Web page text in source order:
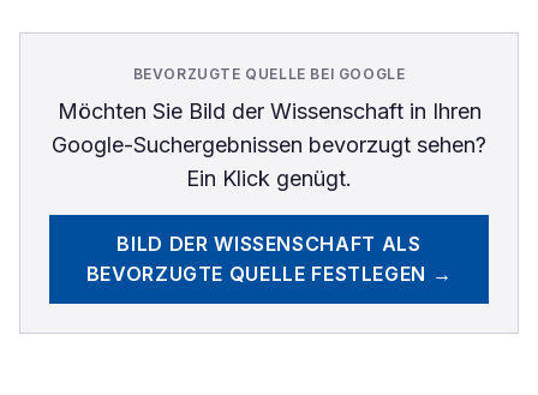
BEVORZUGTE QUELLE BEI GOOGLE
Möchten Sie Bild der Wissenschaftin Ihren
Google-Suchergebnissen bevorzugt sehen?
Ein Klick genügt.
BILD DER WISSENSCHAFT ALS
BEVORZUGTE QUELLE FESTLEGEN →